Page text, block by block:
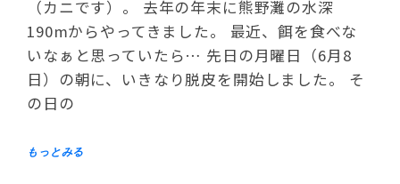
（カニです）。 去年の年末に熊野灘の水深
190mからやってきました。 最近、餌を食べな
いなぁと思っていたら… 先日の月曜日（6月8
日）の朝に、いきなり脱皮を開始しました。 そ
の日の